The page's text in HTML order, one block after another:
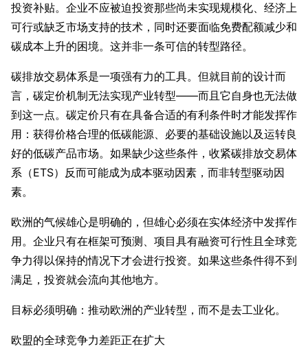
投资补贴。企业不应被迫投资那些尚未实现规模化、经济上
可行或缺乏市场支持的技术，同时还要面临免费配额减少和
碳成本上升的困境。这并非一条可信的转型路径。
碳排放交易体系是一项强有力的工具。但就目前的设计而
言，碳定价机制无法实现产业转型——而且它自身也无法做
到这一点。碳定价只有在具备合适的有利条件时才能发挥作
用：获得价格合理的低碳能源、必要的基础设施以及运转良
好的低碳产品市场。如果缺少这些条件，收紧碳排放交易体
系（ETS）反而可能成为成本驱动因素，而非转型驱动因
素。
欧洲的气候雄心是明确的，但雄心必须在实体经济中发挥作
用。企业只有在框架可预测、项目具有融资可行性且全球竞
争力得以保持的情况下才会进行投资。如果这些条件得不到
满足，投资就会流向其他地方。
目标必须明确：推动欧洲的产业转型，而不是去工业化。
欧盟的全球竞争力差距正在扩大